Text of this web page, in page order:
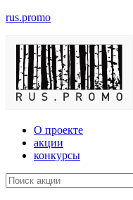
rus.promo
О проекте
акции
конкурсы